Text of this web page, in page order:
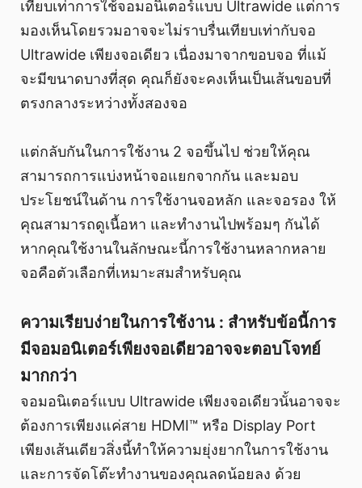
เทียบเท่าการใช้จอมอนิเตอร์แบบ Ultrawide แต่การ
มองเห็นโดยรวมอาจจะไม่ราบรื่นเทียบเท่ากับจอ
Ultrawide เพียงจอเดียว เนื่องมาจากขอบจอ ที่แม้
จะมีขนาดบางที่สุด คุณก็ยังจะคงเห็นเป็นเส้นขอบที่
ตรงกลางระหว่างทั้งสองจอ
แต่กลับกันในการใช้งาน 2 จอขึ้นไป ช่วยให้คุณ
สามารถการแบ่งหน้าจอแยกจากกัน และมอบ
ประโยชน์ในด้าน การใช้งานจอหลัก และจอรอง ให้
คุณสามารถดูเนื้อหา และทำงานไปพร้อมๆ กันได้
หากคุณใช้งานในลักษณะนี้การใช้งานหลากหลาย
จอคือตัวเลือกที่เหมาะสมสำหรับคุณ
ความเรียบง่ายในการใช้งาน : สำหรับข้อนี้การ
มีจอมอนิเตอร์เพียงจอเดียวอาจจะตอบโจทย์
มากกว่า
จอมอนิเตอร์แบบ Ultrawide เพียงจอเดียวนั้นอาจจะ
ต้องการเพียงแค่สาย HDMI™ หรือ Display Port
เพียงเส้นเดียวสิ่งนี้ทำให้ความยุ่งยากในการใช้งาน
และการจัดโต๊ะทำงานของคุณลดน้อยลง ด้วย